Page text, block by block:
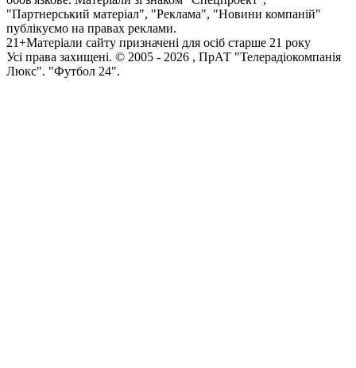
"Партнерський матеріал", "Реклама", "Новини компаній"
публікуємо на правах реклами.
21+Матеріали сайту призначені для осіб старше 21 року
Усi права захищенi. © 2005 - 2026 , ПрАТ "Телерадіокомпанія
Люкс". "Футбол 24".